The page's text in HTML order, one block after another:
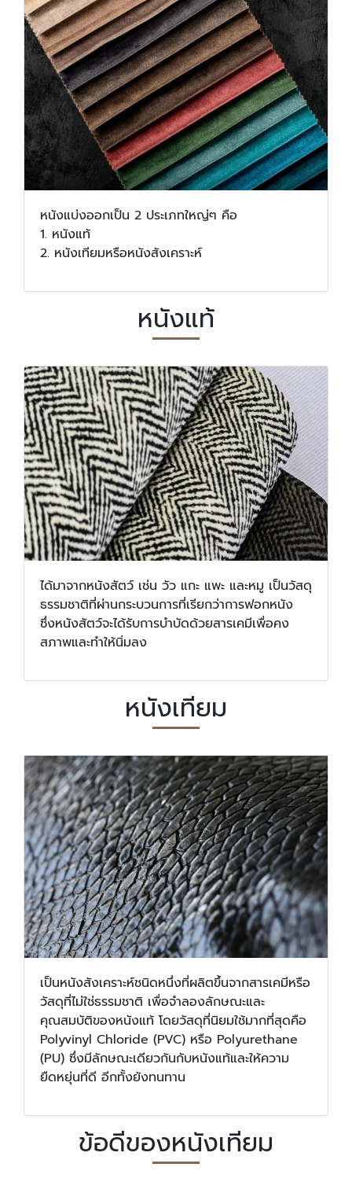
หนังแบ่งออกเป็น 2 ประเภทใหญ่ๆ คือ
1. หนังแท้
2. หนังเทียมหรือหนังสังเคราะห์
หนังแท้
ได้มาจากหนังสัตว์ เช่น วัว แกะ แพะ และหมู เป็นวัสดุ
ธรรมชาติที่ผ่านกระบวนการที่เรียกว่าการฟอกหนัง
ซึ่งหนังสัตว์จะได้รับการบําบัดด้วยสารเคมีเพื่อคง
สภาพและทําให้นิ่มลง
หนังเทียม
เป็นหนังสังเคราะห์ชนิดหนึ่งที่ผลิตขึ้นจากสารเคมีหรือ
วัสดุที่ไม่ใช่ธรรมชาติ เพื่อจำลองลักษณะและ
คุณสมบัติของหนังแท้ โดยวัสดุที่นิยมใช้มากที่สุดคือ
Polyvinyl Chloride (PVC) หรือ Polyurethane
(PU) ซึ่งมีลักษณะเดียวกันกับหนังแท้และให้ความ
ยืดหยุ่นที่ดี อีกทั้งยังทนทาน
ข้อดีของหนังเทียม